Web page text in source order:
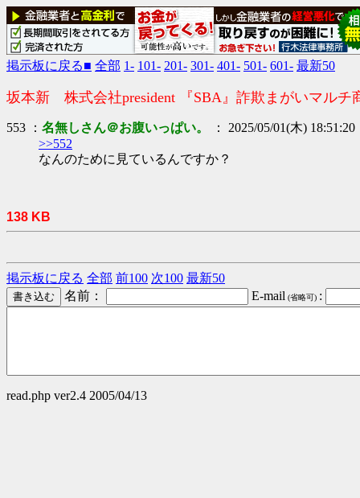
掲示板に戻る■ 全部 1- 101- 201- 301- 401- 501- 601- 最新50
坂本新 株式会社president 『SBA』詐欺まがいマルチ
553 ： 名無しさん＠お腹いっぱい。
： 2025/05/01(木) 18:51:20
>>552
なんのために見ているんですか？
138 KB
掲示板に戻る 全部 前100 次100 最新50
名前：
E-mail (省略可) :
read.php ver2.4 2005/04/13